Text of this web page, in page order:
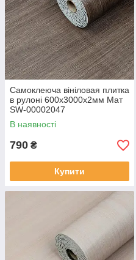
Самоклеюча вініловая плитка
в рулоні 600х3000х2мм Мат
SW-00002047
В наявності
790 ₴
Купити